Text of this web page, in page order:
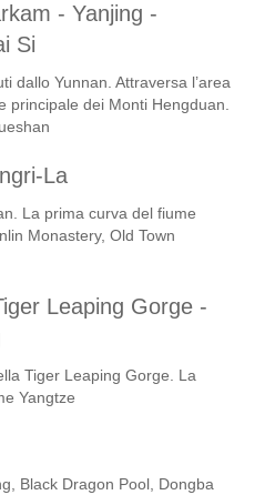
- Yanjing -
Si
dallo Yunnan. Attraversa l’area
principale dei Monti Hengduan.
La
La prima curva del fiume
Monastery, Old Town
Leaping Gorge -
Tiger Leaping Gorge. La
Yangtze
Black Dragon Pool, Dongba